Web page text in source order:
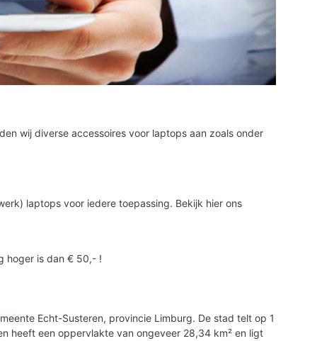
wij diverse accessoires voor laptops aan zoals onder
laptops voor iedere toepassing. Bekijk hier ons
hoger is dan € 50,- !
Echt-Susteren, provincie Limburg. De stad telt op 1
heeft een oppervlakte van ongeveer 28,34 km² en ligt